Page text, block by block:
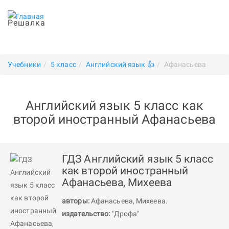
Решалка
Учебники 5 класс Английский язык 👍 Афанасьева
Английский язык 5 класс как
второй иностранный Афанасьева
ГДЗ Английский язык 5 класс
как второй иностранный
Афанасьева, Михеева
авторы:Афанасьева, Михеева.
издательство: "Дрофа"